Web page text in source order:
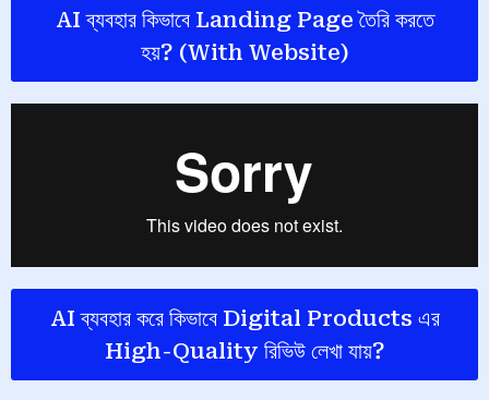
AI ব্যবহার কিভাবে Landing Page তৈরি করতে
হয়? (With Website)
AI ব্যবহার করে কিভাবে Digital Products এর
High-Quality রিভিউ লেখা যায়?